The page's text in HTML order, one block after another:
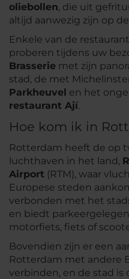
oliebollen, die uit
altijd aanwezig zijn op
Enkele van de
proberen tijdens uw
Brasserie met zijn
stad, de met
Parkheuvel en het
restaurant Ají.
Hoe kom ik in
Rotterdam heeft de op
luchthaven in het land,
Airport (RTM), waar
Europese steden
verbonden met het
en biedt
motorfiets, fiets of
Bovendien zijn er een
Rotterdam met andere
verbinden, en de stad